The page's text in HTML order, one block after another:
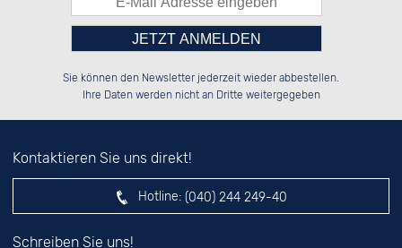
██░░██░░░░████░░██░░██░░░░░░██░░
██████░░░░░░██░░██░░██░░░░████░░
░░░░██░░░░░░██░░██░░██░░██░░░░░░
Bitte tragen Sie die Zahl in
das nebenstehende Feld ein.
Sie können den Newsletter jederzeit wieder abbestellen.
Ihre Daten werden nicht an Dritte weitergegeben
Kontaktieren Sie uns direkt!
Hotline: (040) 244 249-40
Schreiben Sie uns!